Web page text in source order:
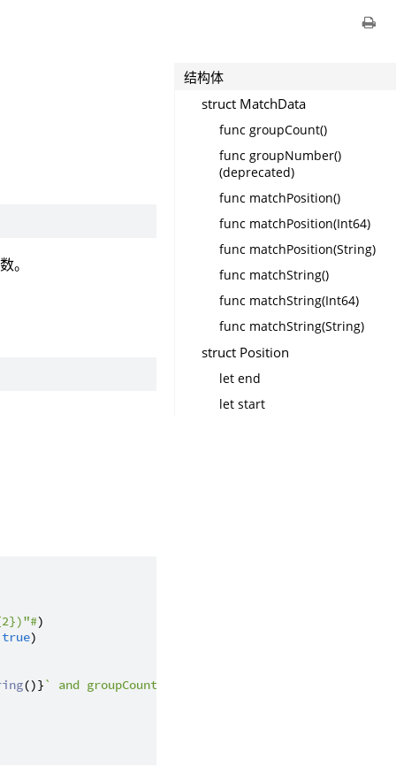
。
)
true)
()}` and groupCount:
结构体
struct MatchData
func groupCount()
func groupNumber()
(deprecated)
func matchPosition()
func matchPosition(Int64)
func matchPosition(String)
func matchString()
func matchString(Int64)
func matchString(String)
struct Position
let end
let start